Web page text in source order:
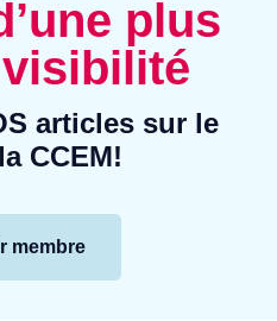
plus
articles sur le
CCEM!
membre